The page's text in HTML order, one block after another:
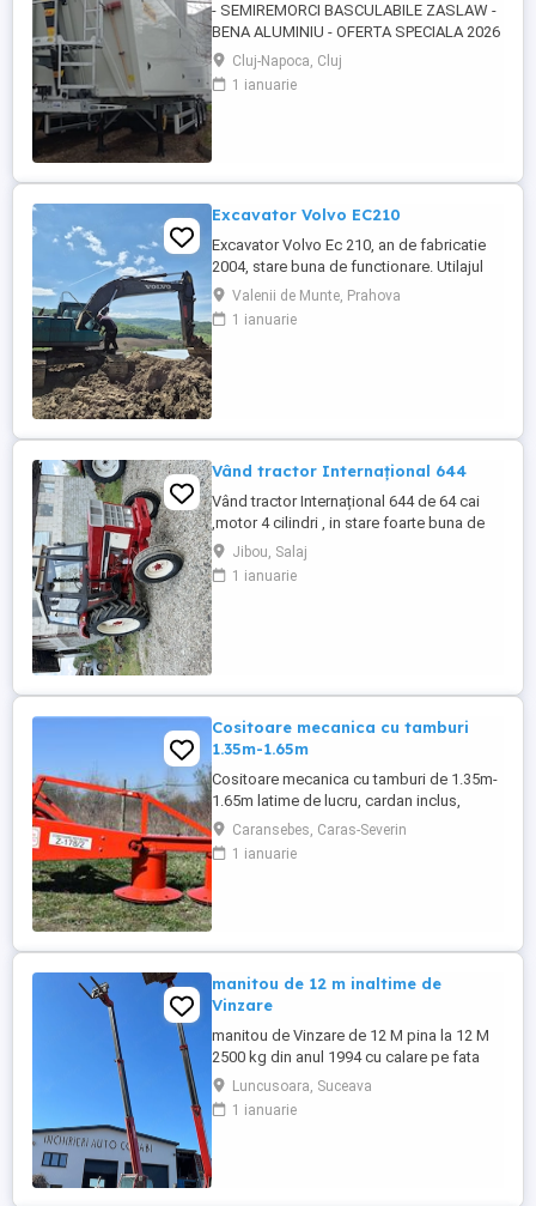
- SEMIREMORCI BASCULABILE ZASLAW -
BENA ALUMINIU - OFERTA SPECIALA 2026
!! - VEHICULE NOI - ( pe stoc SAU în
fabricație ZASLAW - cu termen SCURT de
livrare ) DESCRIERE VEHICULE : -
Cluj-Napoca, Cluj
1 ianuarie
Excavator Volvo EC210
Excavator Volvo Ec 210, an de fabricatie
2004, stare buna de functionare. Utilajul
are cupla hidarulica rapida, linii hidraulice
auxiliare pentru picon, foarfeca, etc.
Motorul este Deutz-Volvo cu racire pe
Valenii de Munte, Prahova
1 ianuarie
Vând tractor Internațional 644
Vând tractor Internațional 644 de 64 cai
,motor 4 cilindri , in stare foarte buna de
functionare, cutie de viteze mecanica cu 2
manete ,ambreiaj priza, cauciucuri in stare
bună ,fara defecte, revizie facuta,
Jibou, Salaj
1 ianuarie
Cositoare mecanica cu tamburi
1.35m-1.65m
Cositoare mecanica cu tamburi de 1.35m-
1.65m latime de lucru, cardan inclus,
prelata, cheie de cutite Transport in toate
judetele
Caransebes, Caras-Severin
1 ianuarie
manitou de 12 m inaltime de
Vinzare
manitou de Vinzare de 12 M pina la 12 M
2500 kg din anul 1994 cu calare pe fata
greutate lui 9500 kg utilajul este in
Luncusoara Jud Suceava in stare buna de
Functionare se vinde doar cu Furci pt
Luncusoara, Suceava
1 ianuarie